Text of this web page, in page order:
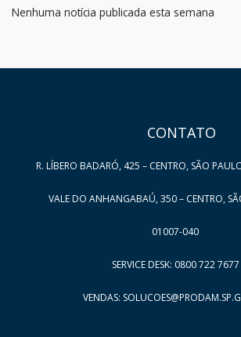
Nenhuma notícia publicada esta semana
CONTATO
R. LÍBERO BADARÓ, 425 – CENTRO, SÃO
VALE DO ANHANGABAÚ, 350 – CENTRO,
01007-040
SERVICE DESK: 0800 722 7677
VENDAS: